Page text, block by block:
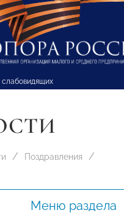
слабовидящих
Поздравления
Меню раздела